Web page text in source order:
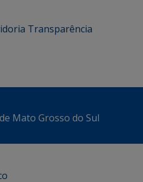
Transparência
Mato Grosso do Sul